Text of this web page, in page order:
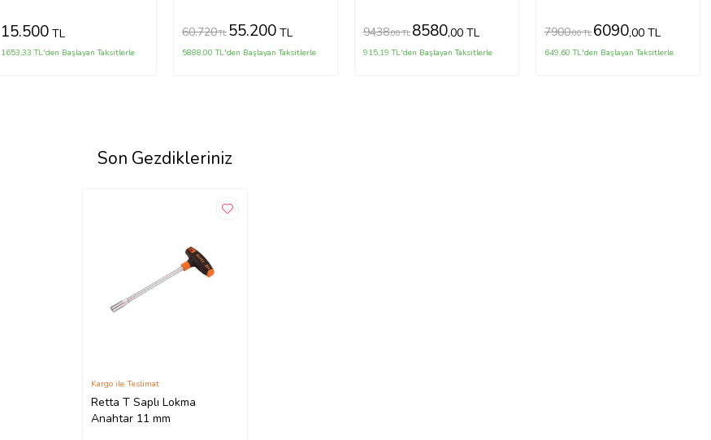
15.500TL
1653,33 TL'den Başlayan Taksitlerle
60.720TL 55.200 TL
5888,00 TL'den Başlayan Taksitlerle
9438,00 TL 8580,00 TL
915,19 TL'den Başlayan Taksitlerle
7900,00 TL 6090,00 TL
649,60 TL'den Başlayan Taksitlerle
Son Gezdikleriniz
Retta T Saplı Lokma
Anahtar 11 mm
Kargo ile Teslimat